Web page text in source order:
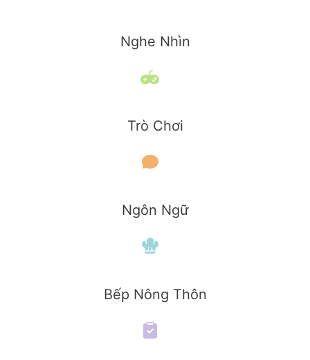
Nghe Nhìn
Trò Chơi
Ngôn Ngữ
Bếp Nông Thôn